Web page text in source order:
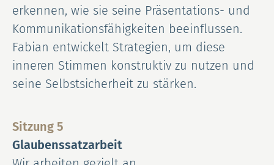
erkennen, wie sie seine Präsentations- und
Kommunikationsfähigkeiten beeinflussen.
Fabian entwickelt Strategien, um diese
inneren Stimmen konstruktiv zu nutzen und
seine Selbstsicherheit zu stärken.
Sitzung 5
Glaubenssatzarbeit